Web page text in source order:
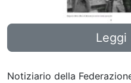
Leggi
Notiziario della